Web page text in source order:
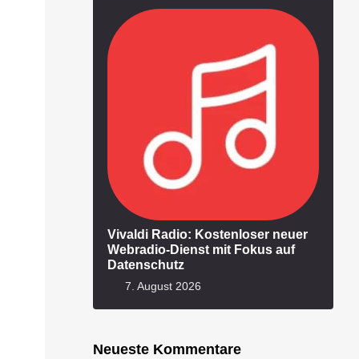
Vivaldi Radio: Kostenloser neuer
Webradio-Dienst mit Fokus auf
Datenschutz
7. August 2026
Neueste Kommentare